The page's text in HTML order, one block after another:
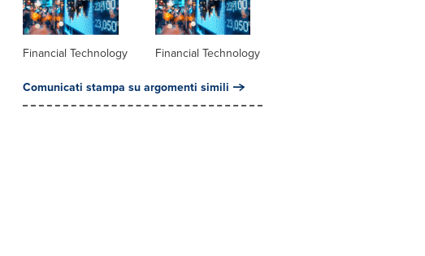
Financial Technology Financial Technology
Comunicati stampa su argomenti simili